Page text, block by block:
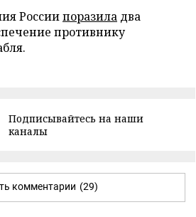
Россиипоразила два
противнику
Подписывайтесь на наши
каналы
комментарии (29)